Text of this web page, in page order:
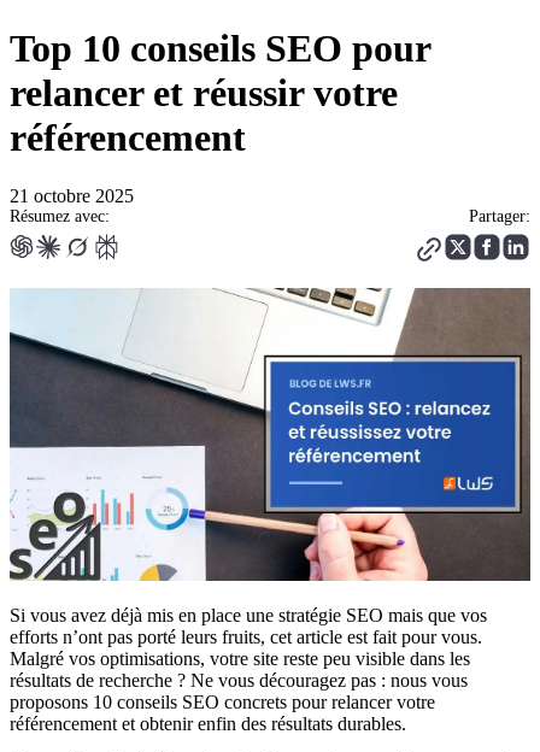
Top 10 conseils SEO pour
relancer et réussir votre
référencement
21 octobre 2025
Résumez avec: Partager:
Si vous avez déjà mis en place une stratégie SEO mais que vos
efforts n’ont pas porté leurs fruits, cet article est fait pour vous.
Malgré vos optimisations, votre site reste peu visible dans les
résultats de recherche ? Ne vous découragez pas : nous vous
proposons 10 conseils SEO concrets pour relancer votre
référencement et obtenir enfin des résultats durables.